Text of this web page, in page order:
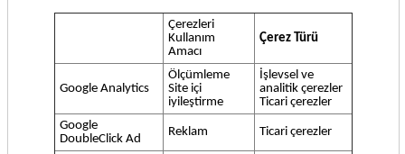
Çerezleri
Kullanım
Amacı
Çerez Türü
Google Analytics
Ölçümleme
Site içi
iyileştirme
İşlevsel ve
analitik çerezler
Ticari çerezler
Google
DoubleClick Ad
Reklam Ticari çerezler